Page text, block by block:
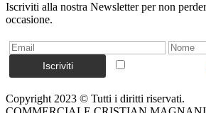
Iscriviti alla nostra Newsletter per non
occasione.
Copyright 2023 © Tutti i diritti riservati.